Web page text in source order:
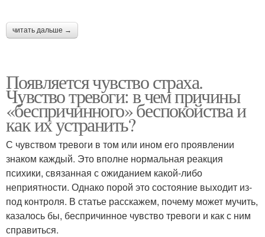
читать дальше →
Появляется чувство страха.
Чувство тревоги: в чем причины
«беспричинного» беспокойства и
как их устранить?
С чувством тревоги в том или ином его проявлении
знаком каждый. Это вполне нормальная реакция
психики, связанная с ожиданием какой-либо
неприятности. Однако порой это состояние выходит из-
под контроля. В статье расскажем, почему может мучить,
казалось бы, беспричинное чувство тревоги и как с ним
справиться.